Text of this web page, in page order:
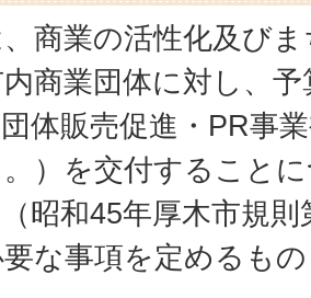
商業の活性化及び
商業団体に対し、
体販売促進・PR事
）を交付すること
昭和45年厚木市規
な事項を定めるも